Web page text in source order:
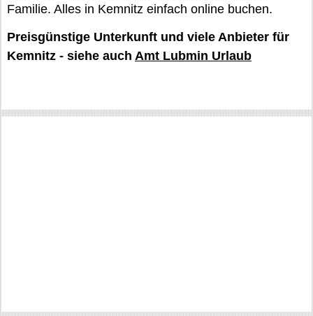
Familie. Alles in Kemnitz einfach online buchen.
Preisgünstige Unterkunft und viele Anbieter für
Kemnitz - siehe auch Amt Lubmin Urlaub